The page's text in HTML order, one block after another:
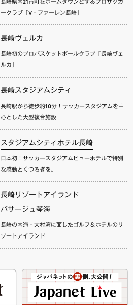
ークラブ「V・ファーレン長崎」
長崎ヴェルカ
長崎初のプロバスケットボールクラブ「長崎ヴェ
ルカ」
長崎スタジアムシティ
長崎駅から徒歩約10分！サッカースタジアムを中
心とした大型複合施設
スタジアムシティホテル長崎
日本初！サッカースタジアムビューホテルで特別
な感動とくつろぎを。
長崎リゾートアイランド
パサージュ琴海
長崎の内海・大村湾に面したゴルフ＆ホテルのリ
ゾートアイランド